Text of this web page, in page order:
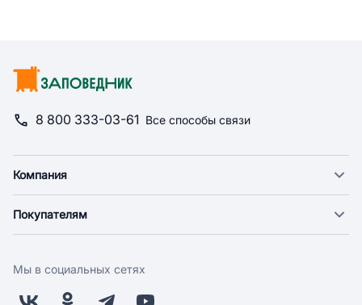
8 800 333-03-61 Все способы связи
Компания
Новости
Поставщикам
Покупателям
Оплата
Мы в социальных сетях